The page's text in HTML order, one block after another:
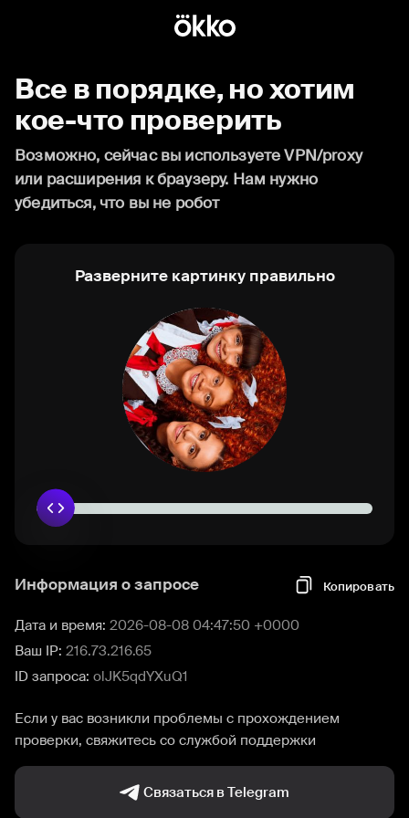
Все в порядке, но хотим
кое-что проверить
Возможно, сейчас вы используете VPN/proxy
или расширения к браузеру. Нам нужно
убедиться, что вы не робот
Разверните картинку правильно
Информация о запросе Копировать
Дата и время: 2026-08-08 04:47:50 +0000
Ваш IP: 216.73.216.65
ID запроса: olJK5qdYXuQ1
Если у вас возникли проблемы с прохождением
проверки, свяжитесь со службой поддержки
Связаться в Telegram